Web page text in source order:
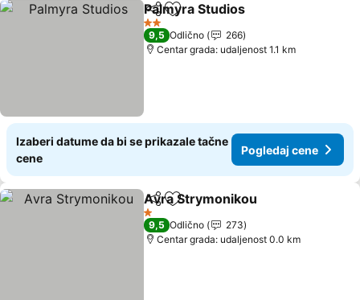
Deli Dodati u favorite
Palmyra Studios
2 Zvezdice
9,5 Odlično
266
Centar grada: udaljenost 1.1 km
Izaberi datume da bi se prikazale tačne
cene
Pogledaj cene
Deli Dodati u favorite
Αvra Strymonikou
1 Zvezdice
9,5 Odlično
273
Centar grada: udaljenost 0.0 km